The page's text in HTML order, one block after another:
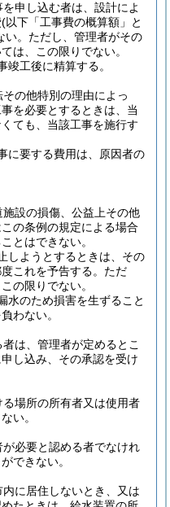
申し込む者は、設計によ
(以下「工事費の概算額」と
。 ただし、管理者がその
は、この限りでない。
竣工後に精算する。
の他特別の理由によっ
を必要とするときは、当
ても、当該工事を施行す
に要する費用は、原因者の
設の損傷、公益上その他
の条例の規定による場合
とはできない。
しようとするときは、その
これを予告する。 ただ
の限りでない。
水のため損害を生ずること
わない。
は、管理者が定めるとこ
し込み、その承認を受け
場所の所有者又は使用者
い。
必要と認める者でなけれ
できない。
に居住しないとき、又は